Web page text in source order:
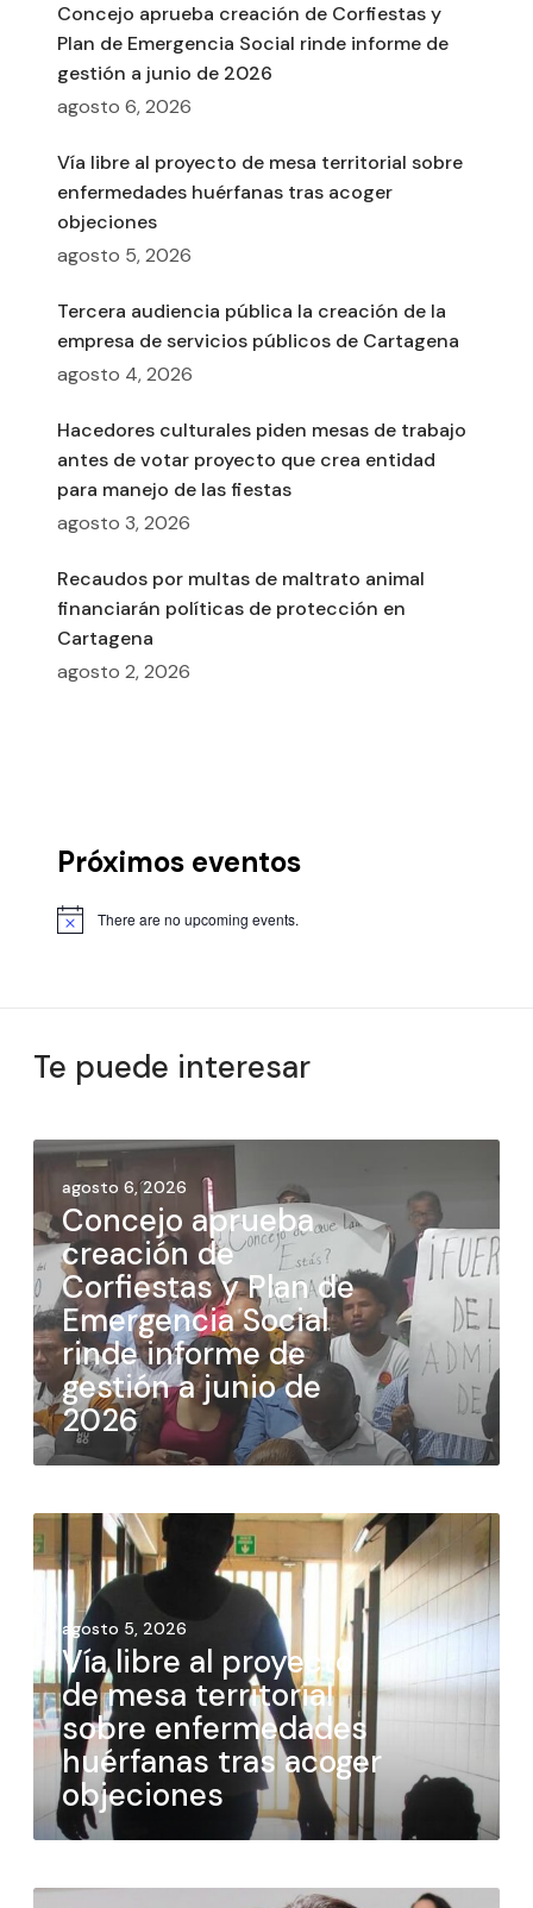
Concejo aprueba creación de Corfiestas y
Plan de Emergencia Social rinde informe de
gestión a junio de 2026
agosto 6, 2026
Vía libre al proyecto de mesa territorial sobre
enfermedades huérfanas tras acoger
objeciones
agosto 5, 2026
Tercera audiencia pública la creación de la
empresa de servicios públicos de Cartagena
agosto 4, 2026
Hacedores culturales piden mesas de trabajo
antes de votar proyecto que crea entidad
para manejo de las fiestas
agosto 3, 2026
Recaudos por multas de maltrato animal
financiarán políticas de protección en
Cartagena
agosto 2, 2026
Próximos eventos
There are no upcoming events.
Te puede interesar
agosto 6, 2026
Concejo aprueba
creación de
Corfiestas y Plan de
Emergencia Social
rinde informe de
gestión a junio de
2026
agosto 5, 2026
Vía libre al proyecto
de mesa territorial
sobre enfermedades
huérfanas tras acoger
objeciones